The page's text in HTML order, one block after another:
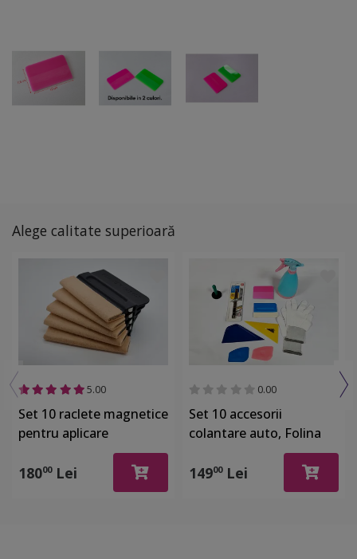
Alege calitate superioară
5.00
Set 10 raclete magnetice
pentru aplicare
autocolant la colantare
auto
18000Lei
0.00
Set 10 accesorii
colantare auto, Folina
14900Lei